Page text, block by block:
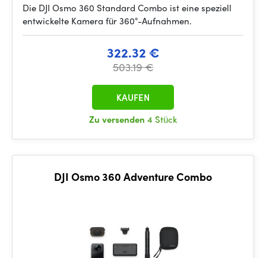
Die DJI Osmo 360 Standard Combo ist eine speziell
entwickelte Kamera für 360°-Aufnahmen.
322.32 €
503.19 €
Zu versenden 4 Stück
KAUFEN
DJI Osmo 360 Adventure Combo